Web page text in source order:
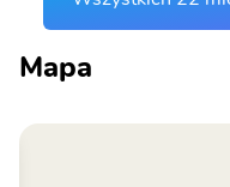
Mapa